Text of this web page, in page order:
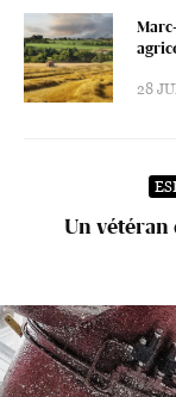
28
Un vétéran